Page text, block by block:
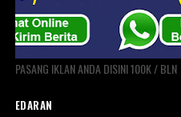
PASANG IKLAN ANDA DISINI 100K / BLN
EDARAN